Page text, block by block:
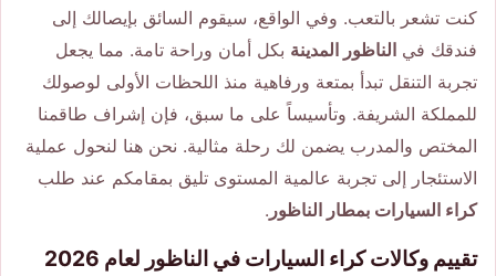
كنت تشعر بالتعب. وفي الواقع، سيقوم السائق بإيصالك إلى
فندقك في الناظور المدينة بكل أمان وراحة تامة. مما يجعل
تجربة التنقل تبدأ بمتعة ورفاهية منذ اللحظات الأولى لوصولك
للمملكة الشريفة. وتأسيساً على ما سبق، فإن إشراف طاقمنا
المختص والمدرب يضمن لك رحلة مثالية. نحن هنا لنحول عملية
الاستئجار إلى تجربة عالمية المستوى تليق بمقامكم عند طلب
كراء السيارات بمطار الناظور .
تقييم وكالات كراء السيارات في الناظور لعام 2026